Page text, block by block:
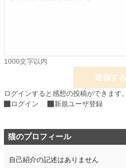
週間ポイント 21 pt (62,459 位)
年間ポイント 2,134 pt (65,607 位)
1000文字以内
送信する
ログインすると感想の投稿ができます。
ログイン
新規ユーザ登録
猫のプロフィール
自己紹介の記述はありません